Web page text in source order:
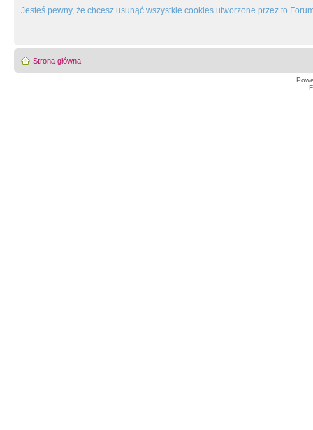
Jesteś pewny, że chcesz usunąć wszystkie cookies utworzone przez to
Strona główna